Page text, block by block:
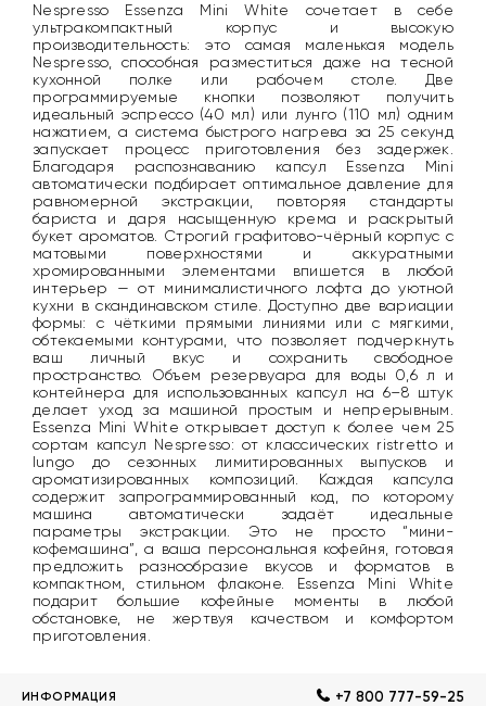
Nespresso Essenza Mini White сочетает в себе
ультракомпактный корпус и высокую
производительность: это самая маленькая модель
Nespresso, способная разместиться даже на тесной
кухонной полке или рабочем столе. Две
программируемые кнопки позволяют получить
идеальный эспрессо (40 мл) или лунго (110 мл) одним
нажатием, а система быстрого нагрева за 25 секунд
запускает процесс приготовления без задержек.
Благодаря распознаванию капсул Essenza Mini
автоматически подбирает оптимальное давление для
равномерной экстракции, повторяя стандарты
бариста и даря насыщенную крема и раскрытый
букет ароматов. Строгий графитово-чёрный корпус с
матовыми поверхностями и аккуратными
хромированными элементами впишется в любой
интерьер — от минималистичного лофта до уютной
кухни в скандинавском стиле. Доступно две вариации
формы: с чёткими прямыми линиями или с мягкими,
обтекаемыми контурами, что позволяет подчеркнуть
ваш личный вкус и сохранить свободное
пространство. Объем резервуара для воды 0,6 л и
контейнера для использованных капсул на 6–8 штук
делает уход за машиной простым и непрерывным.
Essenza Mini White открывает доступ к более чем 25
сортам капсул Nespresso: от классических ristretto и
lungo до сезонных лимитированных выпусков и
ароматизированных композиций. Каждая капсула
содержит запрограммированный код, по которому
машина автоматически задаёт идеальные
параметры экстракции. Это не просто “мини-
кофемашина”, а ваша персональная кофейня, готовая
предложить разнообразие вкусов и форматов в
компактном, стильном флаконе. Essenza Mini White
подарит большие кофейные моменты в любой
обстановке, не жертвуя качеством и комфортом
приготовления.
ИНФОРМАЦИЯ +7 800 777-59-25